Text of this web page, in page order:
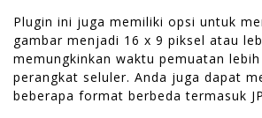
Plugin ini juga memiliki opsi untuk
gambar menjadi 16 x 9 piksel atau
memungkinkan waktu pemuatan
perangkat seluler. Anda juga dapat
beberapa format berbeda termasuk